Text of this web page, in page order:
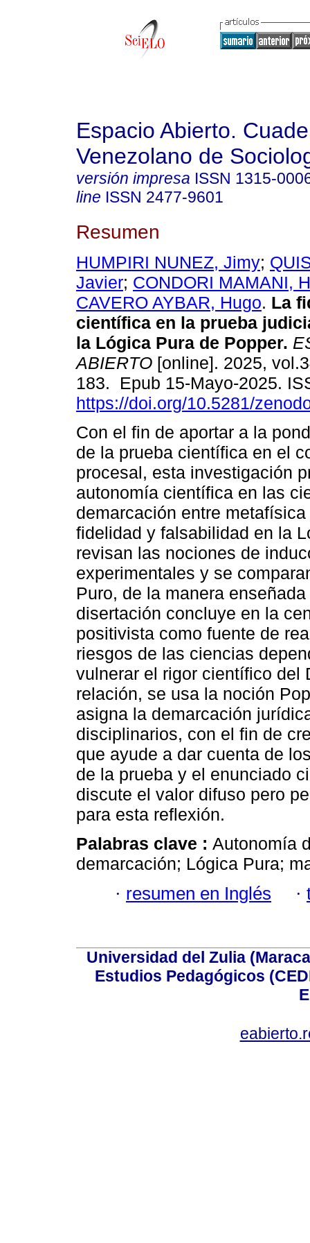
Espacio Abierto.
Venezolano de
versión impresa ISSN 1315-
line ISSN 2477-9601
Resumen
HUMPIRI NUNEZ, Jimy;
Javier; CONDORI MAMANI,
CAVERO AYBAR, Hugo. La
científica en la prueba
la Lógica Pura de Popper.
ABIERTO [online]. 2025,
183. Epub 15-Mayo-2025.
https://doi.org/10.5281/
Con el fin de aportar a la
de la prueba científica en el
procesal, esta investigación
autonomía científica en las
demarcación entre
fidelidad y falsabilidad en la
revisan las nociones de
experimentales y se
Puro, de la manera
disertación concluye en la
positivista como fuente de
riesgos de las ciencias
vulnerar el rigor científico del
relación, se usa la noción
asigna la demarcación
disciplinarios, con el fin de
que ayude a dar cuenta de
de la prueba y el enunciado
discute el valor difuso pero
para esta reflexión.
Palabras clave : Autonomía
demarcación; Lógica Pura;
· resumen en Inglés ·
Universidad del Zulia
Estudios Pedagógicos